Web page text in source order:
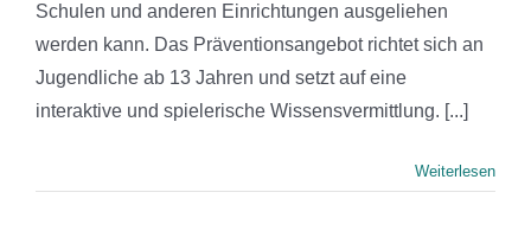
Schulen und anderen Einrichtungen ausgeliehen
werden kann. Das Präventionsangebot richtet sich an
Jugendliche ab 13 Jahren und setzt auf eine
interaktive und spielerische Wissensvermittlung. [...]
Weiterlesen